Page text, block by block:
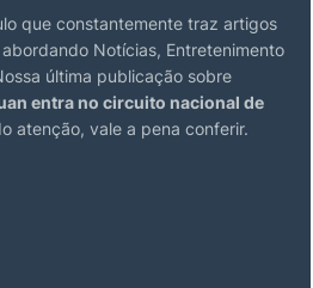
que constantemente traz artigos
Notícias, Entretenimento
última publicação sobre
entra no circuito nacional de
atenção, vale a pena conferir.